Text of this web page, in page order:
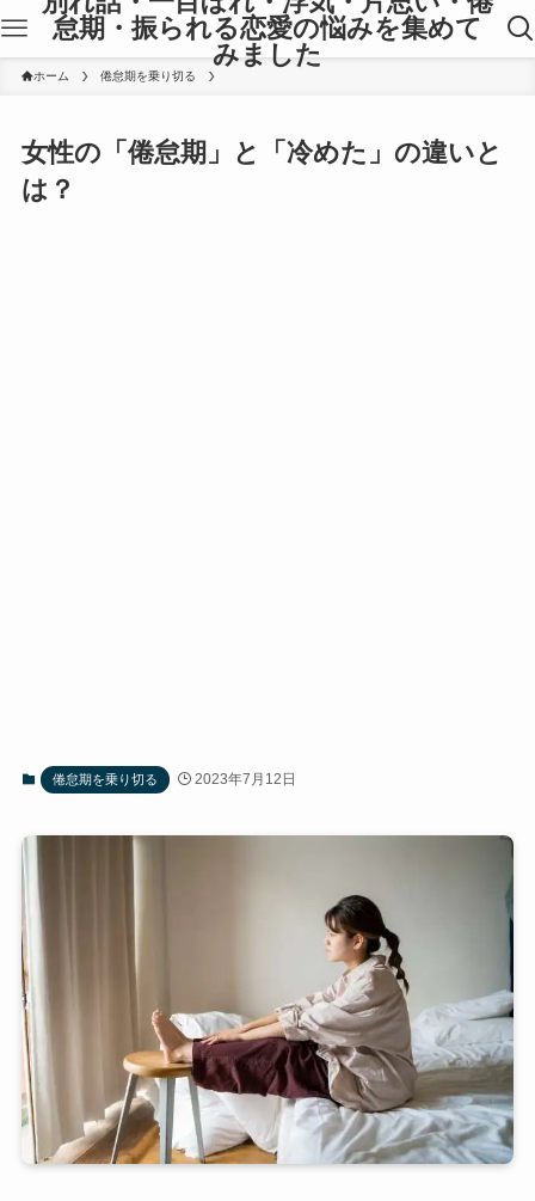
怠期・振られる恋愛の悩みを集めて
みました
ホーム 倦怠期を乗り切る
女性の「倦怠期」と「冷めた」の違いと
は？
倦怠期を乗り切る 2023年7月12日